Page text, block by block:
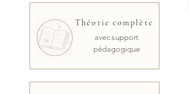
Théorie complète
avec support
pédagogique